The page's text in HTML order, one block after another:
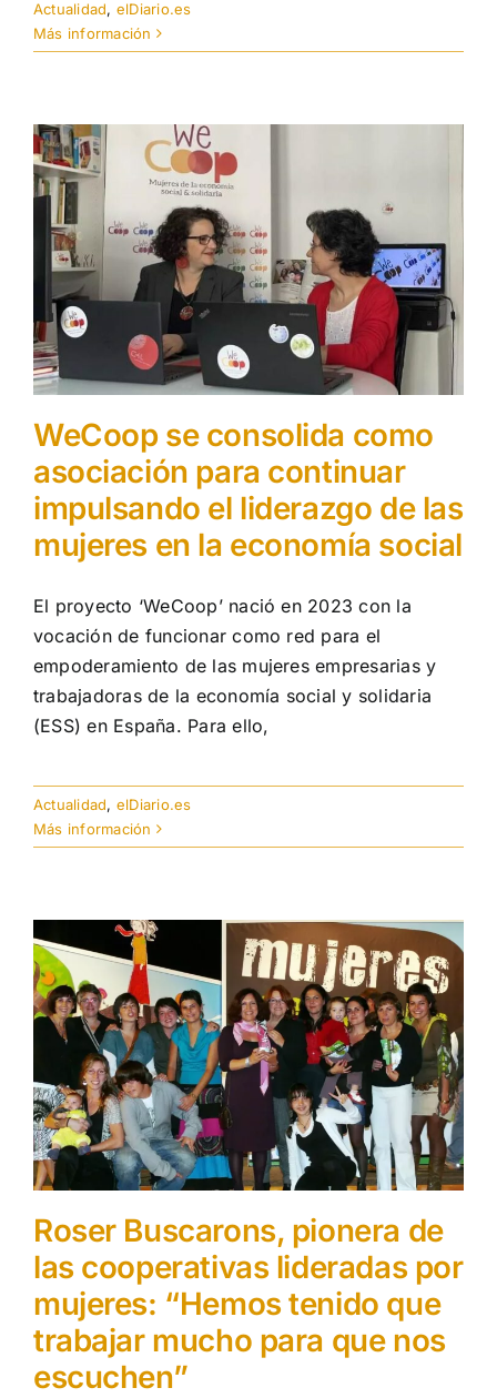
Actualidad, elDiario.es
Más información
WeCoop se consolida como
asociación para continuar
impulsando el liderazgo de las
mujeres en la economía social
El proyecto ‘WeCoop’ nació en 2023 con la
vocación de funcionar como red para el
empoderamiento de las mujeres empresarias y
trabajadoras de la economía social y solidaria
(ESS) en España. Para ello,
Actualidad, elDiario.es
Más información
Roser Buscarons, pionera de
las cooperativas lideradas por
mujeres: “Hemos tenido que
trabajar mucho para que nos
escuchen”